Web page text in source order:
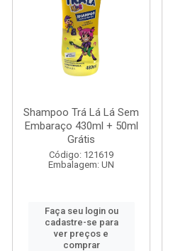
Shampoo Trá Lá Lá Sem
Embaraço 430ml + 50ml
Grátis
Código: 121619
Embalagem: UN
Faça seu login ou
cadastre-se para
ver preços e
comprar